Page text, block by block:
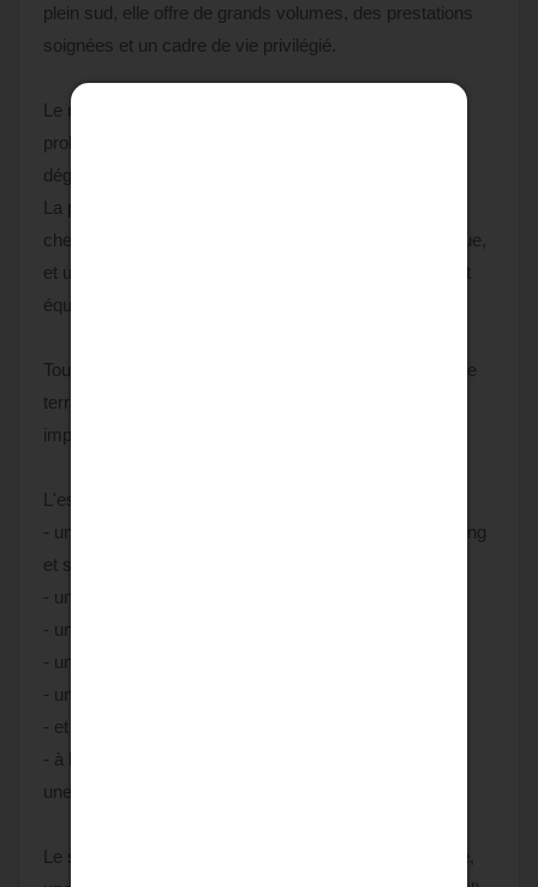
plein sud, elle offre de grands volumes, des prestations
soignées et un cadre de vie privilégié.
Le rez-de-chaussée s'ouvre sur un vaste hall d'entrée
prolongé par un dégagement lumineux avec une vue
dégagée sur le parc.
La pièce de vie principale regroupe un salon avec
cheminée à insert, une bibliothèque, un espace musique,
et une salle à manger conviviale. La cuisine séparée et
équipée s'ouvre également sur la terrasse.
Toutes les pièces de vie donnent accès à une immense
terrasse plein sud d'environ 100 m², offrant une vue
imprenable sur le parc et les Pyrénées.
L'espace nuit se compose au rez de chaussée :
- une suite parentale de 30 m² avec salon privé, dressing
et salle d'eau avec WC,
- un bureau,
- une deuxième chambre avec salle de bain et WC,
- une troisième chambre,
- un WC séparé,
- et une quatrième chambre.
- à l'étage, le palier dessert trois chambres, un bureau,
une salle d'eau et un WC.
Le sous-sol d'environ 230 m² comprend une buanderie,